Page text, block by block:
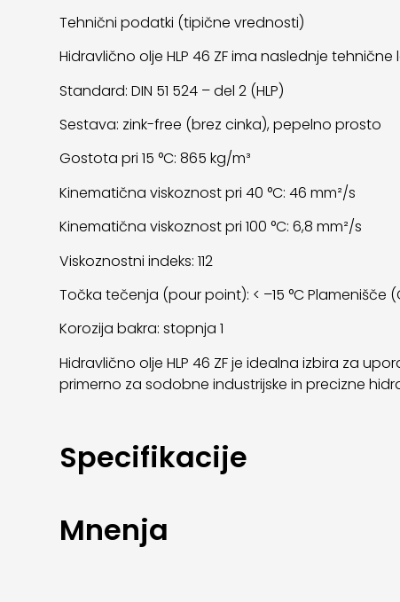
Tehnični podatki (tipične vrednosti)
Hidravlično olje HLP 46 ZF ima naslednje tehnične
Standard: DIN 51 524 – del 2 (HLP)
Sestava: zink-free (brez cinka), pepelno prosto
Gostota pri 15 °C: 865 kg/m³
Kinematična viskoznost pri 40 °C: 46 mm²/s
Kinematična viskoznost pri 100 °C: 6,8 mm²/s
Viskoznostni indeks: 112
Točka tečenja (pour point): < –15 °C Plamenišče
Korozija bakra: stopnja 1
Hidravlično olje HLP 46 ZF je idealna izbira za
primerno za sodobne industrijske in precizne
Specifikacije
Mnenja